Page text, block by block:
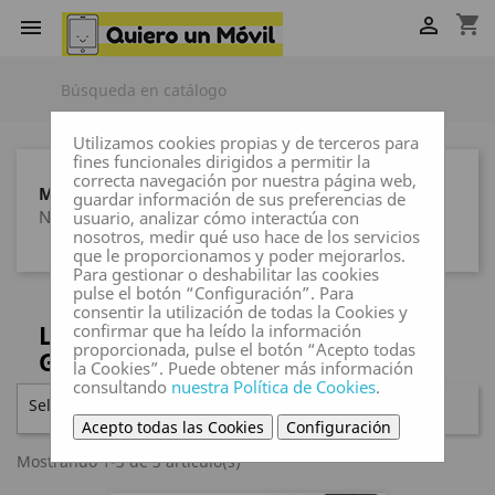
 shopping_cart

MARCAS
Ninguna marca
LENOVO M10 PLUS (SEGUNDA
GENERACIÓN)
Seleccionar  FILTRAR
Mostrando 1-3 de 3 artículo(s)
Utilizamos cookies propias y de terceros para
fines funcionales dirigidos a permitir la
correcta navegación por nuestra página web,
guardar información de sus preferencias de
usuario, analizar cómo interactúa con
nosotros, medir qué uso hace de los servicios
que le proporcionamos y poder mejorarlos.
Para gestionar o deshabilitar las cookies
pulse el botón “Configuración”. Para
consentir la utilización de todas la Cookies y
confirmar que ha leído la información
proporcionada, pulse el botón “Acepto todas
la Cookies”. Puede obtener más información
consultando nuestra Política de Cookies.
Acepto todas las Cookies Configuración